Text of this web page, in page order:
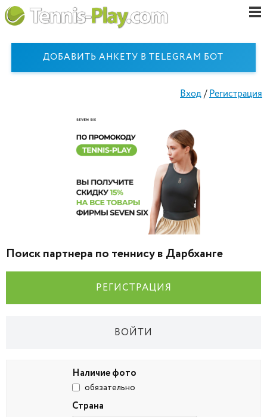
ДОБАВИТЬ АНКЕТУ В TELEGRAM БОТ
Вход/Регистрация
Поиск партнера по теннису в Дарбханге
РЕГИСТРАЦИЯ
ВОЙТИ
Наличие фото
обязательно
Страна